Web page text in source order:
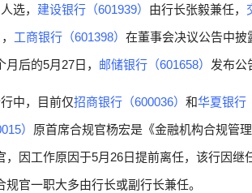
选， 建设银行（601939） 由行长张毅兼任，
工商银行（601398） 在董事会决议公告中披
后的5月27日， 邮储银行（601658） 发布公
中，目前仅招商银行（600036） 和华夏银行
） 原首席合规官杨宏是《金融机构合规管
，因工作原因于5月26日提前离任，该行因
规官一职大多由行长或副行长兼任。